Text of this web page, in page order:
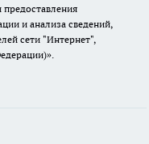
и анализа сведений,
сети "Интернет",